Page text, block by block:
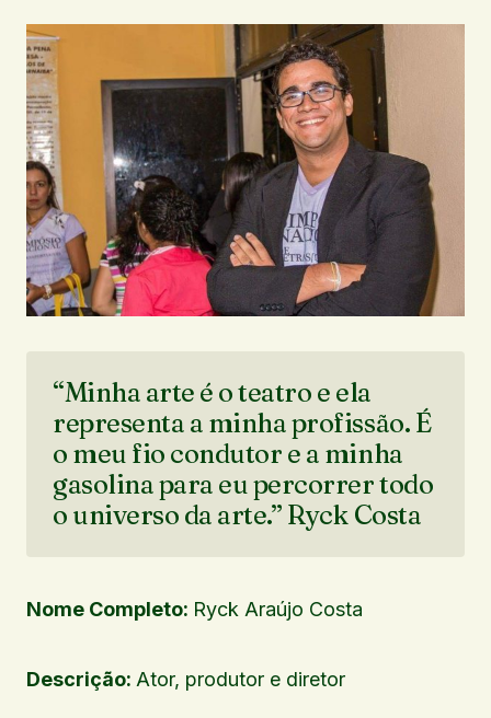
“Minha arte é o teatro e ela
representa a minha profissão. É
o meu fio condutor e a minha
gasolina para eu percorrer todo
o universo da arte.” Ryck Costa
Nome Completo: Ryck Araújo Costa
Descrição: Ator, produtor e diretor